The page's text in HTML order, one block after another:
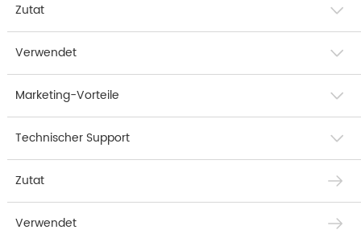
Zutat
Verwendet
Marketing-Vorteile
Technischer Support
Zutat
Verwendet